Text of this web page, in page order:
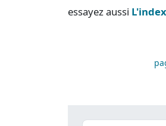
essayez aussi